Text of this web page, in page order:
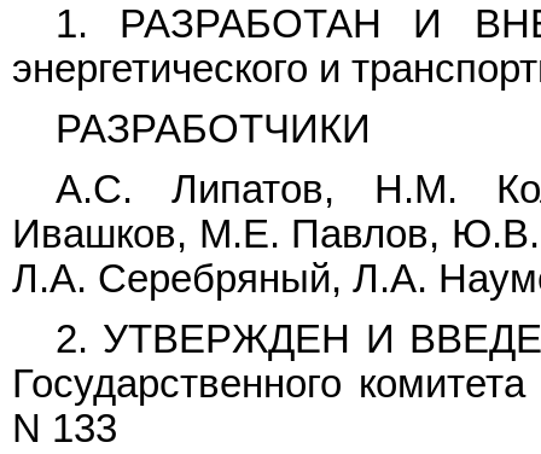
1. РАЗРАБОТАН И
энергетического и
РАЗРАБОТЧИКИ
А.С. Липатов, Н.М.
Ивашков, М.Е. Павлов, Ю.В.
Л.А. Серебряный, Л.А.
2. УТВЕРЖДЕН И
Государственного
N 133